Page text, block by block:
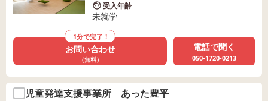
受入年齢
未就学
1分で完了！
お問い合わせ
（無料）
電話で聞く
050-1720-0213
児童発達支援事業所 あった豊平